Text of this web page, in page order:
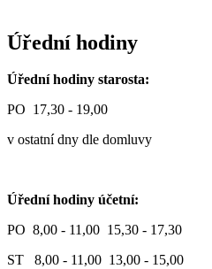
Úřední hodiny
Úřední hodiny starosta:
PO 17,30 - 19,00
v ostatní dny dle domluvy
Úřední hodiny účetní:
PO 8,00 - 11,00 15,30 - 17,30
ST 8,00 - 11,00 13,00 - 15,00